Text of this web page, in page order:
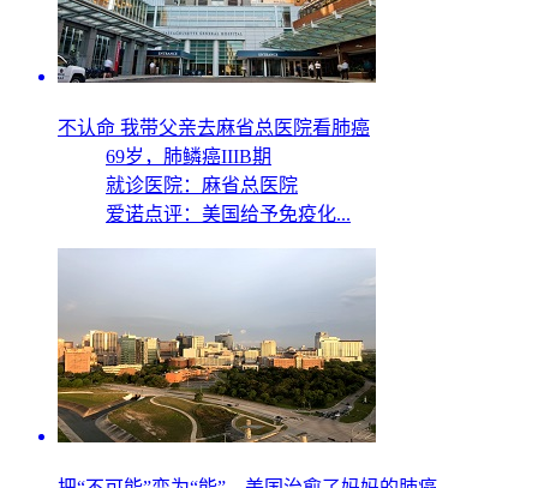
不认命 我带父亲去麻省总医院看肺癌
69岁， 肺鳞癌IIIB期
就诊医院：麻省总医院
爱诺点评：美国给予免疫化...